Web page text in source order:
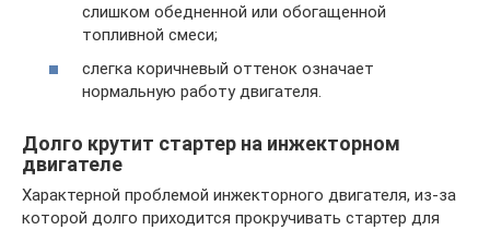
слишком обедненной или обогащенной
топливной смеси;
слегка коричневый оттенок означает
нормальную работу двигателя.
Долго крутит стартер на инжекторном
двигателе
Характерной проблемой инжекторного двигателя, из-за
которой долго приходится прокручивать стартер для